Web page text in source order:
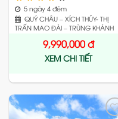
5 ngày 4 đêm
QUÝ CHÂU – XÍCH THỦY- THỊ
TRẤN MAO ĐÀI – TRÙNG KHÁNH
9,990,000đ
XEM CHI TIẾT